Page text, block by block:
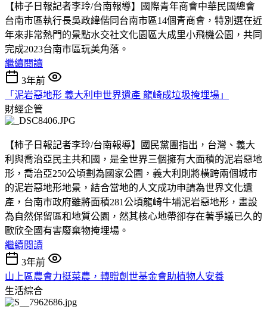
【柿子日報記者李玲/台南報導】國際青年商會中華民國總會
台南市區執行長吳政緯偕同台南市區14個青商會，特別選在近
年來非常熱門的景點水交社文化園區大成里小飛機公園，共同
完成2023台南市區玩美角落。
繼續閱讀
3年前
「泥岩惡地形 義大利申世界遺產 龍崎成垃圾掩埋場」
財經企管
【柿子日報記者李玲/台南報導】國民黨團指出，台灣、義大
利與喬治亞民主共和國，是全世界三個擁有大面積的泥岩惡地
形，喬治亞250公頃劃為國家公園，義大利則將橫跨兩個城市
的泥岩惡地形地景，結合當地的人文成功申請為世界文化遺
產，台南市政府雖將面積281公頃龍崎牛埔泥岩惡地形，畫設
為自然保留區和地質公園，然其核心地帶卻存在著爭議已久的
歐欣全國有害廢棄物掩埋場。
繼續閱讀
3年前
山上區農會力挺菜農，轉贈創世基金會助植物人安養
生活綜合